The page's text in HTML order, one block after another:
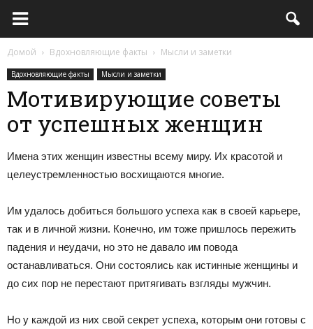
Домой Вдохновляющие факты Мысли и заметки
Вдохновляющие факты Мысли и заметки
Мотивирующие советы
от успешных женщин
Имена этих женщин известны всему миру. Их красотой и
целеустремленностью восхищаются многие.
Им удалось добиться большого успеха как в своей карьере,
так и в личной жизни. Конечно, им тоже пришлось пережить
падения и неудачи, но это не давало им повода
останавливаться. Они состоялись как истинные женщины и
до сих пор не перестают притягивать взгляды мужчин.
Но у каждой из них свой секрет успеха, которым они готовы с